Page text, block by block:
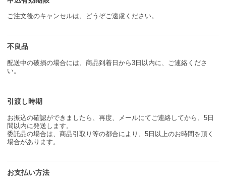
ご注文後のキャンセルは、どうぞご遠慮ください。
不良品
配送中の破損の場合には、商品到着日から3日以内に、ご連絡くださ
い。
引渡し時期
お振込の確認ができましたら、再度、メールにてご連絡してから、5日
間以内に発送します。
委託品の場合は、商品引取り等の都合により、5日以上のお時間を頂く
場合があります。
お支払い方法